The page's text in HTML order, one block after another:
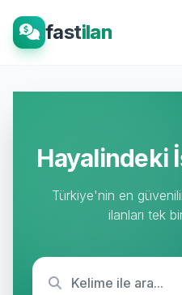
fastilan
Hayalindeki
Türkiye'nin en
ilanları tek